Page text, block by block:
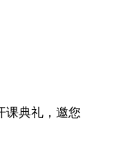
课典礼，邀您